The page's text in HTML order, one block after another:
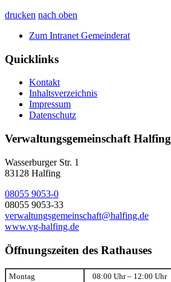
drucken nach oben
Zum Intranet Gemeinderat
Quicklinks
Kontakt
Inhaltsverzeichnis
Impressum
Datenschutz
Verwaltungsgemeinschaft Halfing
Wasserburger Str. 1
83128 Halfing
08055 9053-0
08055 9053-33
verwaltungsgemeinschaft@halfing.de
www.vg-halfing.de
Öffnungszeiten des Rathauses
Montag 08:00 Uhr – 12:00 Uhr